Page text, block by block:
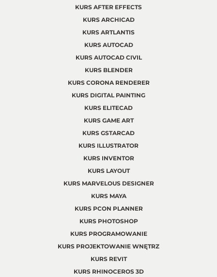
KURS AFTER EFFECTS
KURS ARCHICAD
KURS ARTLANTIS
KURS AUTOCAD
KURS AUTOCAD CIVIL
KURS BLENDER
KURS CORONA RENDERER
KURS DIGITAL PAINTING
KURS ELITECAD
KURS GAME ART
KURS GSTARCAD
KURS ILLUSTRATOR
KURS INVENTOR
KURS LAYOUT
KURS MARVELOUS DESIGNER
KURS MAYA
KURS PCON PLANNER
KURS PHOTOSHOP
KURS PROGRAMOWANIE
KURS PROJEKTOWANIE WNĘTRZ
KURS REVIT
KURS RHINOCEROS 3D